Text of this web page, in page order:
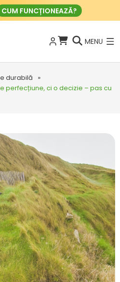
CUM FUNCȚIONEAZĂ?
MENU
durabilă
»
perfecțiune, ci o decizie – pas cu